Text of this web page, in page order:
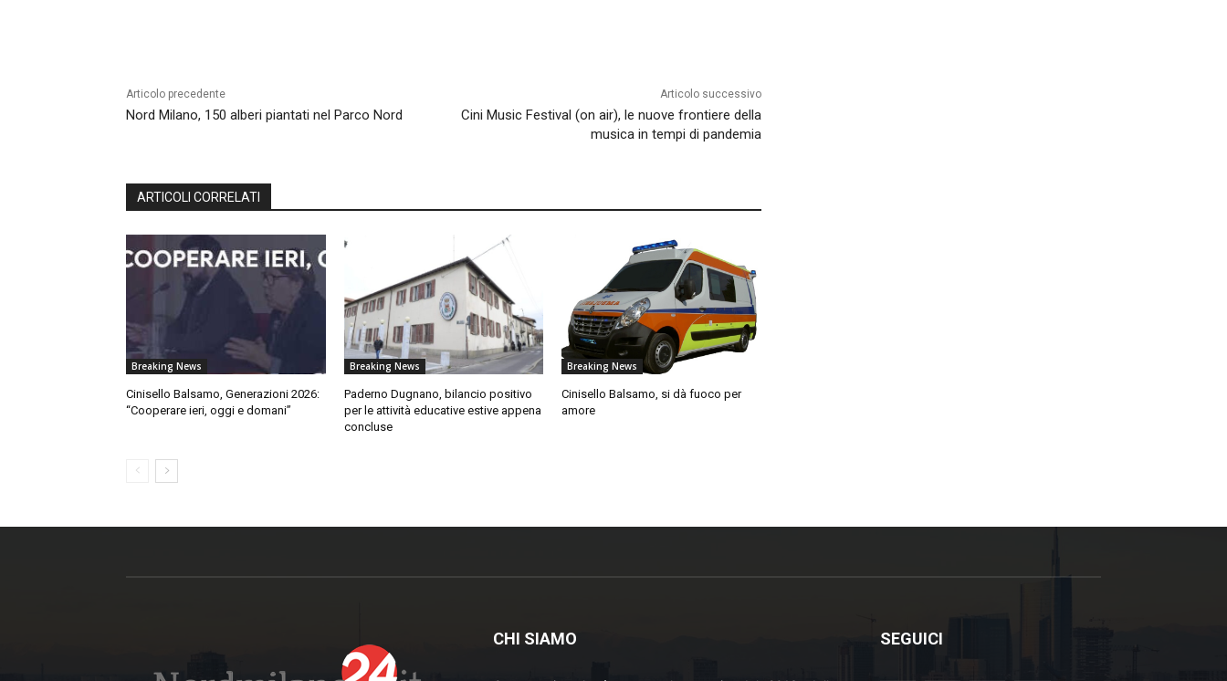
Articolo precedente
Nord Milano, 150 alberi piantati nel Parco Nord
Articolo successivo
Cini Music Festival (on air), le nuove frontiere della
musica in tempi di pandemia
ARTICOLI CORRELATI
Breaking News
Cinisello Balsamo, Generazioni 2026:
“Cooperare ieri, oggi e domani”
Breaking News
Paderno Dugnano, bilancio positivo
per le attività educative estive appena
concluse
Breaking News
Cinisello Balsamo, si dà fuoco per
amore
CHI SIAMO SEGUICI